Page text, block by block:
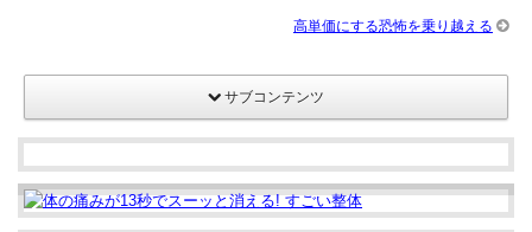
催
は
高単価にする恐怖を乗り越える
サブコンテンツ